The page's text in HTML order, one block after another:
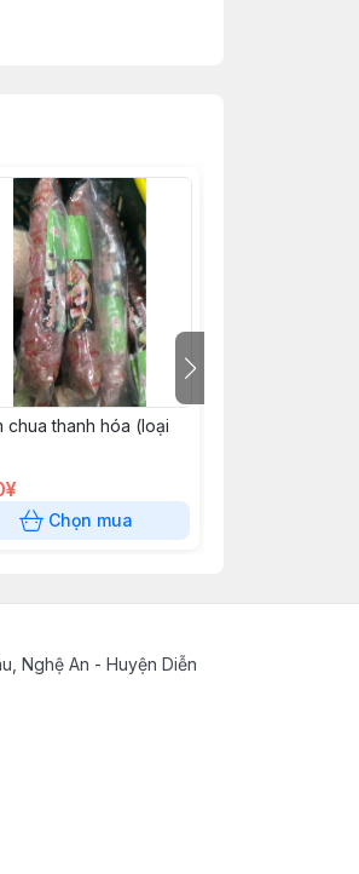
chua thanh hóa (loại
Chọn mua
Nghệ An - Huyện Diễn